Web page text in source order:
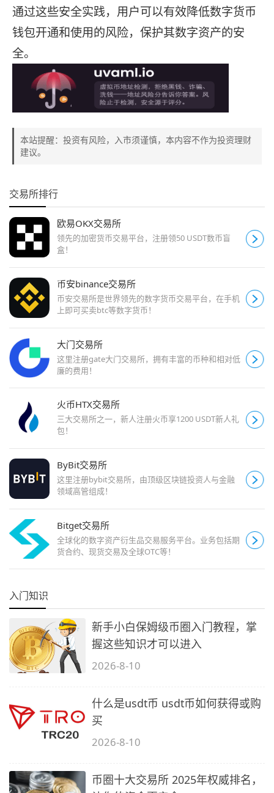
通过这些安全实践，用户可以有效降低数字货币
钱包开通和使用的风险，保护其数字资产的安
全。
本站提醒：投资有风险，入市须谨慎，本内容不作为投资理财
建议。
交易所排行
欧易OKX交易所
领先的加密货币交易平台，注册领50 USDT数币盲
盒！
币安binance交易所
币安交易所是世界领先的数字货币交易平台，在手机
上即可买卖btc等数字货币！
大门交易所
这里注册gate大门交易所，拥有丰富的币种和相对低
廉的费用！
火币HTX交易所
三大交易所之一，新人注册火币享1200 USDT新人礼
包！
ByBit交易所
这里注册bybit交易所，由顶级区块链投资人与金融
领域高管组成！
Bitget交易所
全球化的数字资产衍生品交易服务平台。业务包括期
货合约、现货交易及全球OTC等！
入门知识
新手小白保姆级币圈入门教程，掌
握这些知识才可以进入
2026-8-10
什么是usdt币 usdt币如何获得或购
买
2026-8-10
币圈十大交易所 2025年权威排名，